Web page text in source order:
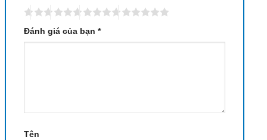
Đánh giá của bạn *
Tên